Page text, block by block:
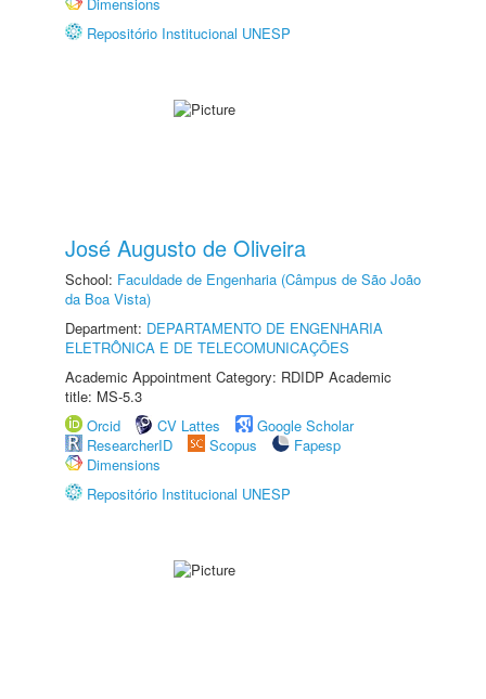
Repositório Institucional UNESP
José Augusto de Oliveira
School: Faculdade de Engenharia (Câmpus de São João
da Boa Vista)
Department: DEPARTAMENTO DE ENGENHARIA
ELETRÔNICA E DE TELECOMUNICAÇÕES
Academic Appointment Category: RDIDP Academic
title: MS-5.3
Orcid
CV Lattes
Google Scholar
ResearcherID
Scopus
Fapesp
Dimensions
Repositório Institucional UNESP